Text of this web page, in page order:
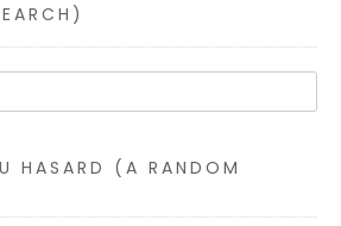
HASARD (A RANDOM